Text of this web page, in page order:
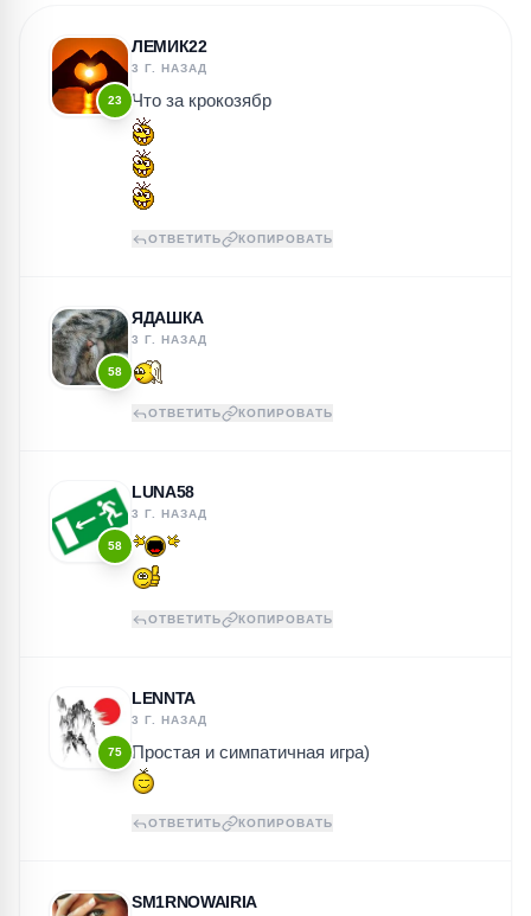
23
ЛЕМИК22
3 Г. НАЗАД
Что за крокозябр
ОТВЕТИТЬ КОПИРОВАТЬ
58
ЯДАШКА
3 Г. НАЗАД
ОТВЕТИТЬ КОПИРОВАТЬ
58
LUNA58
3 Г. НАЗАД
ОТВЕТИТЬ КОПИРОВАТЬ
75
LENNTA
3 Г. НАЗАД
Простая и симпатичная игра)
ОТВЕТИТЬ КОПИРОВАТЬ
SM1RNOWAIRIA